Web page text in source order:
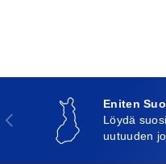
Edellinen
Eniten
Löydä
uutuuden